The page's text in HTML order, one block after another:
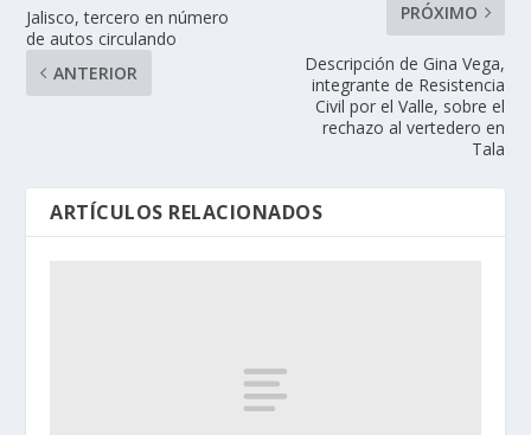
Jalisco, tercero en número
de autos circulando
ANTERIOR
PRÓXIMO
Descripción de Gina Vega,
integrante de Resistencia
Civil por el Valle, sobre el
rechazo al vertedero en
Tala
ARTÍCULOS RELACIONADOS